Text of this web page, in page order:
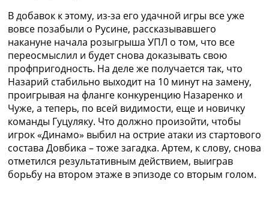
В добавок к этому, из-за его удачной игры все уже
вовсе позабыли о Русине, рассказывавшего
накануне начала розыгрыша УПЛ о том, что все
переосмыслил и будет снова доказывать свою
профпригодность. На деле же получается так, что
Назарий стабильно выходит на 10 минут на замену,
проигрывая на фланге конкуренцию Назаренко и
Чуже, а теперь, по всей видимости, еще и новичку
команды Гуцуляку. Что должно произойти, чтобы
игрок «Динамо» выбил на острие атаки из стартового
состава Довбика – тоже загадка. Артем, к слову, снова
отметился результативным действием, выиграв
борьбу на втором этаже в эпизоде со вторым голом.